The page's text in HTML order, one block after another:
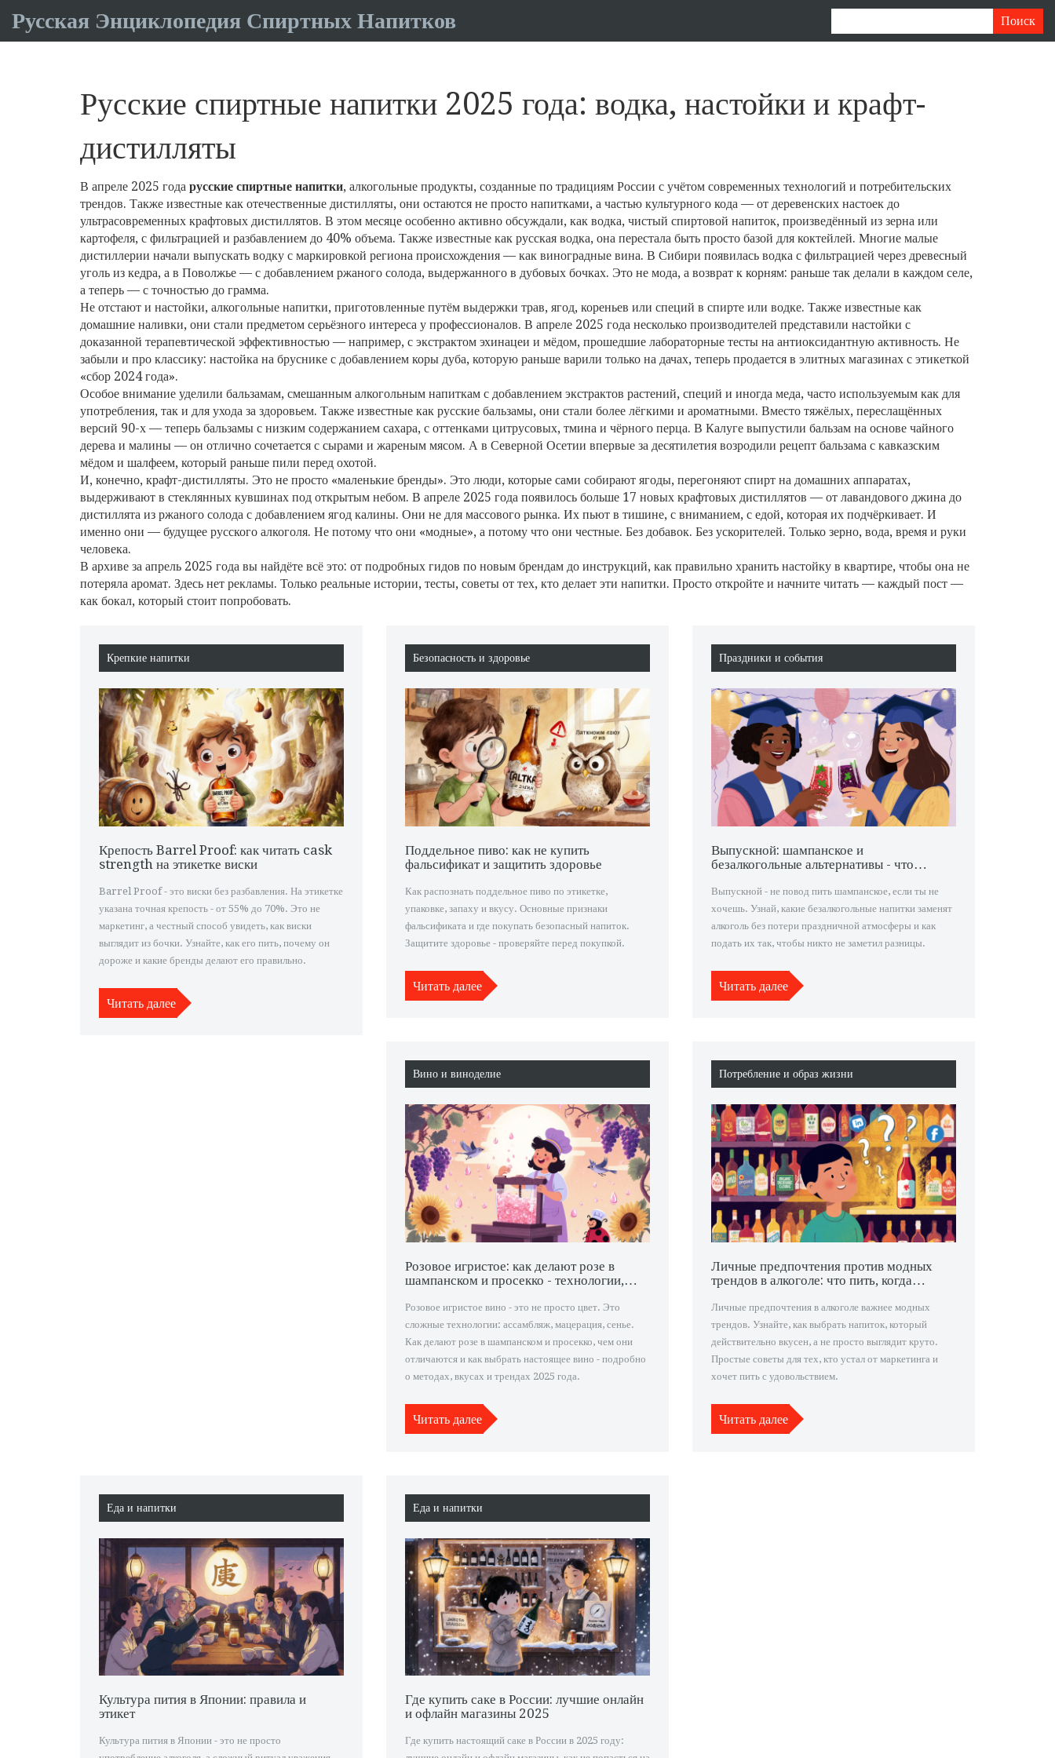
Русская Энциклопедия Спиртных Напитков
Русские спиртные напитки 2025 года: водка, настойки и крафт-
дистилляты
В апреле 2025 года русские спиртные напитки, алкогольные продукты, созданные по традициям России с учётом современных технологий и потребительских
трендов. Также известные как отечественные дистилляты, они остаются не просто напитками, а частью культурного кода — от деревенских настоек до
ультрасовременных крафтовых дистиллятов. В этом месяце особенно активно обсуждали, как водка, чистый спиртовой напиток, произведённый из зерна или
картофеля, с фильтрацией и разбавлением до 40% объема. Также известные как русская водка, она перестала быть просто базой для коктейлей. Многие малые
дистиллерии начали выпускать водку с маркировкой региона происхождения — как виноградные вина. В Сибири появилась водка с фильтрацией через древесный
уголь из кедра, а в Поволжье — с добавлением ржаного солода, выдержанного в дубовых бочках. Это не мода, а возврат к корням: раньше так делали в каждом селе,
а теперь — с точностью до грамма.
Не отстают и настойки, алкогольные напитки, приготовленные путём выдержки трав, ягод, кореньев или специй в спирте или водке. Также известные как
домашние наливки, они стали предметом серьёзного интереса у профессионалов. В апреле 2025 года несколько производителей представили настойки с
доказанной терапевтической эффективностью — например, с экстрактом эхинацеи и мёдом, прошедшие лабораторные тесты на антиоксидантную активность. Не
забыли и про классику: настойка на бруснике с добавлением коры дуба, которую раньше варили только на дачах, теперь продается в элитных магазинах с этикеткой
«сбор 2024 года».
Особое внимание уделили бальзамам, смешанным алкогольным напиткам с добавлением экстрактов растений, специй и иногда меда, часто используемым как для
употребления, так и для ухода за здоровьем. Также известные как русские бальзамы, они стали более лёгкими и ароматными. Вместо тяжёлых, переслащённых
версий 90-х — теперь бальзамы с низким содержанием сахара, с оттенками цитрусовых, тмина и чёрного перца. В Калуге выпустили бальзам на основе чайного
дерева и малины — он отлично сочетается с сырами и жареным мясом. А в Северной Осетии впервые за десятилетия возродили рецепт бальзама с кавказским
мёдом и шалфеем, который раньше пили перед охотой.
И, конечно, крафт-дистилляты. Это не просто «маленькие бренды». Это люди, которые сами собирают ягоды, перегоняют спирт на домашних аппаратах,
выдерживают в стеклянных кувшинах под открытым небом. В апреле 2025 года появилось больше 17 новых крафтовых дистиллятов — от лавандового джина до
дистиллята из ржаного солода с добавлением ягод калины. Они не для массового рынка. Их пьют в тишине, с вниманием, с едой, которая их подчёркивает. И
именно они — будущее русского алкоголя. Не потому что они «модные», а потому что они честные. Без добавок. Без ускорителей. Только зерно, вода, время и руки
человека.
В архиве за апрель 2025 года вы найдёте всё это: от подробных гидов по новым брендам до инструкций, как правильно хранить настойку в квартире, чтобы она не
потеряла аромат. Здесь нет рекламы. Только реальные истории, тесты, советы от тех, кто делает эти напитки. Просто откройте и начните читать — каждый пост —
как бокал, который стоит попробовать.
Крепкие напитки
Крепость Barrel Proof: как читать cask
strength на этикетке виски
Barrel Proof - это виски без разбавления. На этикетке
указана точная крепость - от 55% до 70%. Это не
маркетинг, а честный способ увидеть, как виски
выглядит из бочки. Узнайте, как его пить, почему он
дороже и какие бренды делают его правильно.
Читать далее
Безопасность и здоровье
Поддельное пиво: как не купить
фальсификат и защитить здоровье
Как распознать поддельное пиво по этикетке,
упаковке, запаху и вкусу. Основные признаки
фальсификата и где покупать безопасный напиток.
Защитите здоровье - проверяйте перед покупкой.
Читать далее
Праздники и события
Выпускной: шампанское и
безалкогольные альтернативы - что
Выпускной - не повод пить шампанское, если ты не
хочешь. Узнай, какие безалкогольные напитки заменят
алкоголь без потери праздничной атмосферы и как
подать их так, чтобы никто не заметил разницы.
Читать далее
Вино и виноделие
Розовое игристое: как делают розе в
шампанском и просекко - технологии,
Розовое игристое вино - это не просто цвет. Это
сложные технологии: ассамбляж, мацерация, сенье.
Как делают розе в шампанском и просекко, чем они
отличаются и как выбрать настоящее вино - подробно
о методах, вкусах и трендах 2025 года.
Читать далее
Потребление и образ жизни
Личные предпочтения против модных
трендов в алкоголе: что пить, когда
Личные предпочтения в алкоголе важнее модных
трендов. Узнайте, как выбрать напиток, который
действительно вкусен, а не просто выглядит круто.
Простые советы для тех, кто устал от маркетинга и
хочет пить с удовольствием.
Читать далее
Еда и напитки
Культура пития в Японии: правила и
этикет
Культура пития в Японии - это не просто
Еда и напитки
Где купить саке в России: лучшие онлайн
и офлайн магазины 2025
Где купить настоящий саке в России в 2025 году: